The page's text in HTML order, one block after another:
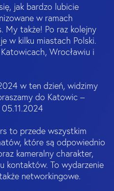
jak bardzo lubicie
w ramach
My także! Po raz kolejny
w kilku miastach Polski.
Wrocławiu i
w ten dzień, widzimy
do Katowic –
to przede wszystkim
które są odpowiednio
kameralny charakter,
kontaktów. To wydarzenie
networkingowe.